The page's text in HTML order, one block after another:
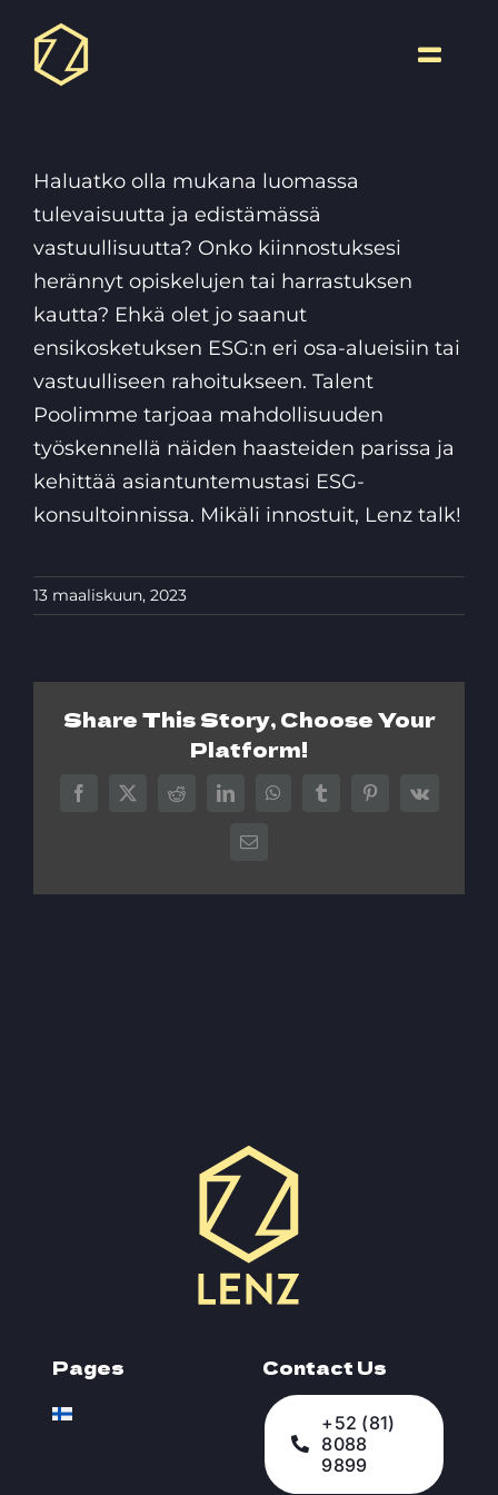
content
Toggle
Haluatko olla mukana luomassa
tulevaisuutta ja edistämässä
vastuullisuutta? Onko kiinnostuksesi
herännyt opiskelujen tai harrastuksen
kautta? Ehkä olet jo saanut
ensikosketuksen ESG:n eri osa-alueisiin tai
vastuulliseen rahoitukseen. Talent
Poolimme tarjoaa mahdollisuuden
työskennellä näiden haasteiden parissa ja
kehittää asiantuntemustasi ESG-
konsultoinnissa. Mikäli innostuit, Lenz talk!
13 maaliskuun, 2023
Share This Story, Choose Your
Platform!
Facebook
X RedditLinkedInWhatsAppTumblrPinterest
Vk
Sähköposti
Pages Contact Us
+52 (81)
8088
9899